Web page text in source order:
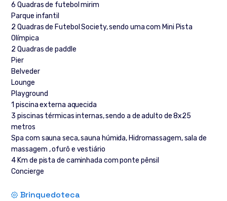
6 Quadras de futebol mirim
Parque infantil
2 Quadras de Futebol Society, sendo uma com Mini Pista
Olímpica
2 Quadras de paddle
Pier
Belveder
Lounge
Playground
1 piscina externa aquecida
3 piscinas térmicas internas, sendo a de adulto de 8x25
metros
Spa com sauna seca, sauna húmida, Hidromassagem, sala de
massagem , ofurô e vestiário
4 Km de pista de caminhada com ponte pênsil
Concierge
Brinquedoteca